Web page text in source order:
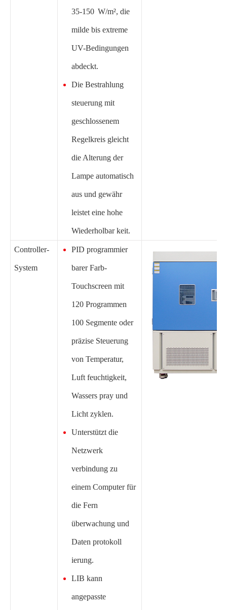
35-150 W/m², die
milde bis extreme
UV-Bedingungen
abdeckt.
Die Bestrahlung
steuerung mit
geschlossenem
Regelkreis gleicht
die Alterung der
Lampe automatisch
aus und gewähr
leistet eine hohe
Wiederholbar keit.
Controller-
System
PID programmier
barer Farb-
Touchscreen mit
120 Programmen
100 Segmente oder
präzise Steuerung
von Temperatur,
Luft feuchtigkeit,
Wassers pray und
Licht zyklen.
Unterstützt die
Netzwerk
verbindung zu
einem Computer für
die Fern
überwachung und
Daten protokoll
ierung.
LIB kann
angepasste